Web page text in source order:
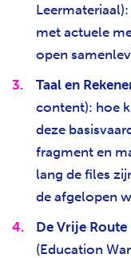
Leermateriaal
met actuele
open
Taal en
content): hoe
deze
fragment en
lang de files
de afgelopen
De Vrije Route
(Education